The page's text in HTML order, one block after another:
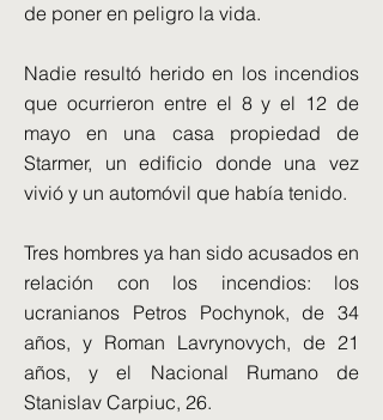
de poner en peligro la vida.
Nadie resultó herido en los incendios
que ocurrieron entre el 8 y el 12 de
mayo en una casa propiedad de
Starmer, un edificio donde una vez
vivió y un automóvil que había tenido.
Tres hombres ya han sido acusados en
relación con los incendios: los
ucranianos Petros Pochynok, de 34
años, y Roman Lavrynovych, de 21
años, y el Nacional Rumano de
Stanislav Carpiuc, 26.